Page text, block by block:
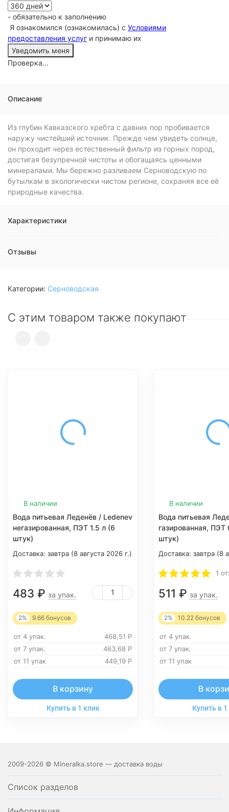
- обязательно к заполнению
Я ознакомился (ознакомилась) с Условиями
предоставления услуг и принимаю их
Проверка...
Описание
Из глубин Кавказского хребта с давних пор пробивается
наружу чистейший источник. Прежде чем увидеть солнце,
он проходит через естественный фильтр из горных пород,
достигая безупречной чистоты и обогащаясь ценными
минералами. Мы бережно разливаем Серноводскую по
бутылкам в экологически чистом регионе, сохраняя все её
природные качества.
Характеристики
Отзывы
Категории: Серноводская
С этим товаром также покупают
В наличии
Вода питьевая Леденёв / Ledenev
негазированная, ПЭТ 1.5 л (6
штук)
Доставка: завтра (8 августа 2026 г.)
483 ₽ за упак.
2% 9.66 бонусов
от 4 упак. 468,51 Р
от 7 упак.
463,68 Р
от 11 упак
449,19 Р
В корзину
Купить в 1 клик
В наличии
Вода питьевая
газированная, ПЭТ
штук)
Доставка: завтра (8
1
511 ₽ за упак.
2% 10.22 бонусов
от 4 упак.
от 7 упак.
от 11 упак
В
Купить в
2009-2026 © Mineralka.store — доставка воды
Список разделов